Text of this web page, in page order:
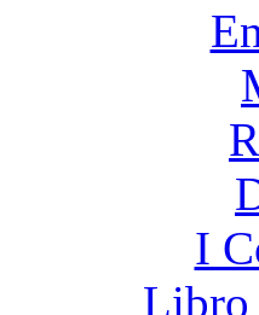
I
Libro